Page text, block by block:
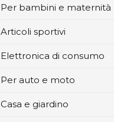
Per bambini e maternità
Articoli sportivi
Elettronica di consumo
Per auto e moto
Casa e giardino